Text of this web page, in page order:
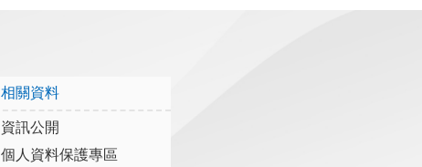
相關資料
資訊公開
個人資料保護專區